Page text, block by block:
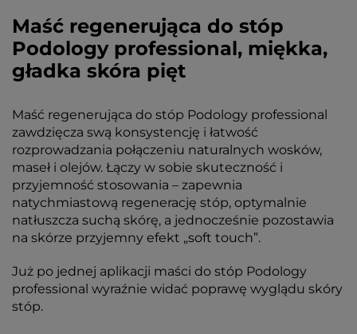
Maść regenerująca do stóp
Podology professional, miękka,
gładka skóra pięt
Maść regenerująca do stóp Podology professional
zawdzięcza swą konsystencję i łatwość
rozprowadzania połączeniu naturalnych wosków,
maseł i olejów. Łączy w sobie skuteczność i
przyjemność stosowania – zapewnia
natychmiastową regenerację stóp, optymalnie
natłuszcza suchą skórę, a jednocześnie pozostawia
na skórze przyjemny efekt „soft touch”.
Już po jednej aplikacji maści do stóp Podology
professional wyraźnie widać poprawę wyglądu skóry
stóp.